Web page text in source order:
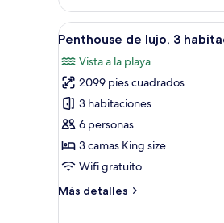
Deluxe,
habitaciones,
al
jardín
Abrir
todas
las
fotos
de
Penthouse
de
lujo,
habitaciones,
7
Penthouse de lujo, 3
Vista a la playa
2099 pies cuadrados
3 habitaciones
6 personas
3 camas King size
Wifi gratuito
Más detalles
Más